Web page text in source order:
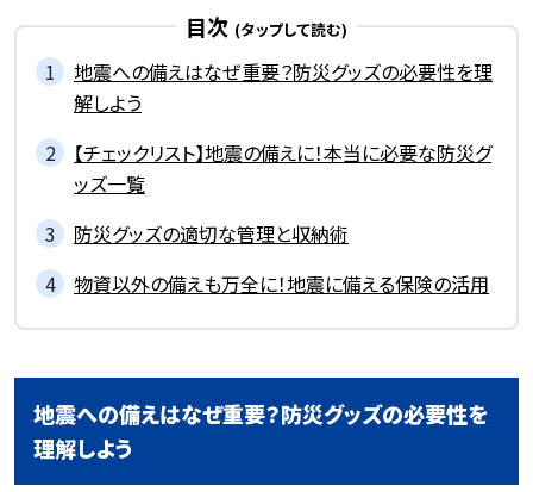
目次
地震への備えはなぜ重要？防災グッズの必要性を理
解しよう
【チェックリスト】地震の備えに！本当に必要な防災グ
ッズ一覧
防災グッズの適切な管理と収納術
物資以外の備えも万全に！地震に備える保険の活用
地震への備えはなぜ重要？防災グッズの必要性を
理解しよう